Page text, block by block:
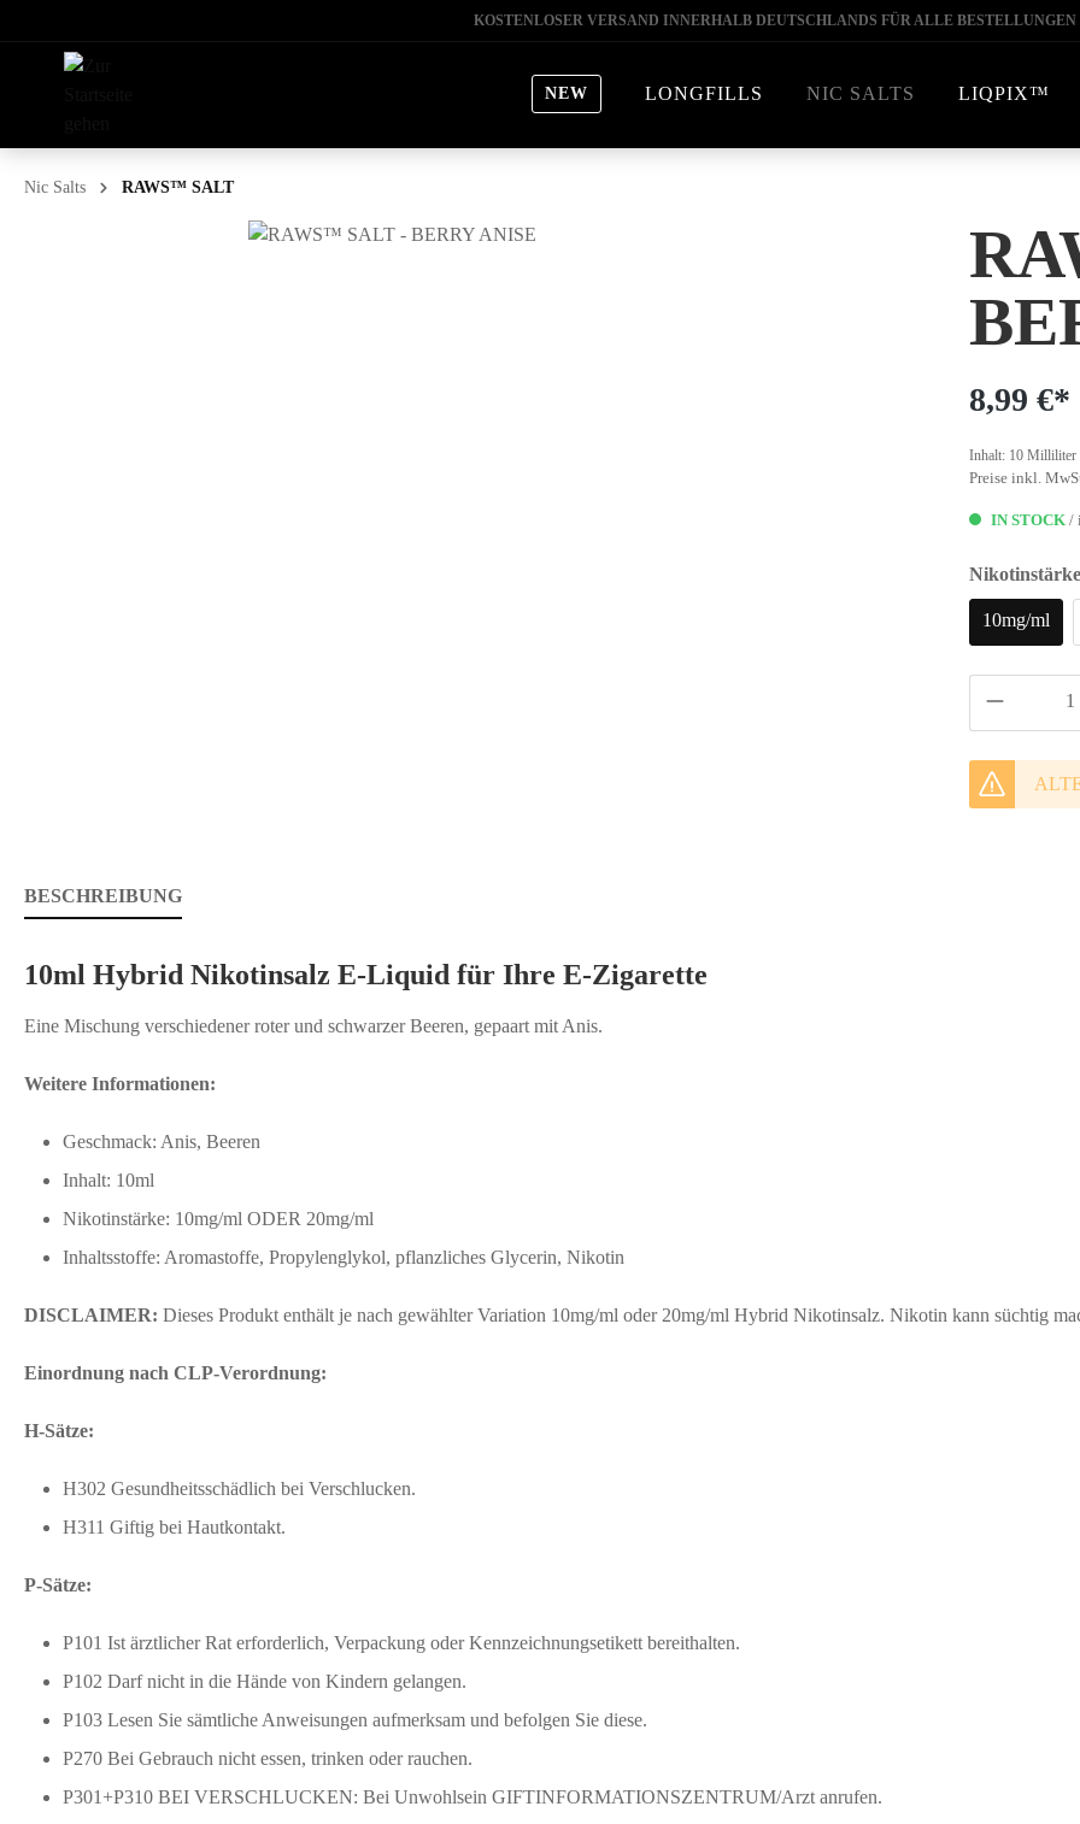
KOSTENLOSER VERSAND INNERHALB DEUTSCHLANDS FÜR ALLE BESTELLUNGEN
NEW LONGFILLS NIC SALTS LIQPIX™
Nic Salts RAWS™ SALT
8,99 €*
Inhalt: 10 Milliliter
Preise inkl.
IN STOCK /
Nikotinstärke
10mg/ml
BESCHREIBUNG
10ml Hybrid Nikotinsalz E-Liquid für Ihre E-Zigarette
Eine Mischung verschiedener roter und schwarzer Beeren, gepaart mit Anis.
Weitere Informationen:
Geschmack: Anis, Beeren
Inhalt: 10ml
Nikotinstärke: 10mg/ml ODER 20mg/ml
Inhaltsstoffe: Aromastoffe, Propylenglykol, pflanzliches Glycerin, Nikotin
DISCLAIMER: Dieses Produkt enthält je nach gewählter Variation 10mg/ml oder 20mg/ml Hybrid Nikotinsalz. Nikotin kann süchtig
Einordnung nach CLP-Verordnung:
H-Sätze:
H302 Gesundheitsschädlich bei Verschlucken.
H311 Giftig bei Hautkontakt.
P-Sätze:
P101 Ist ärztlicher Rat erforderlich, Verpackung oder Kennzeichnungsetikett bereithalten.
P102 Darf nicht in die Hände von Kindern gelangen.
P103 Lesen Sie sämtliche Anweisungen aufmerksam und befolgen Sie diese.
P270 Bei Gebrauch nicht essen, trinken oder rauchen.
P301+P310 BEI VERSCHLUCKEN: Bei Unwohlsein GIFTINFORMATIONSZENTRUM/Arzt anrufen.